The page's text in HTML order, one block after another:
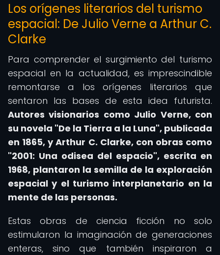
Los orígenes literarios del turismo
espacial: De Julio Verne a Arthur C.
Clarke
Para comprender el surgimiento del turismo
espacial en la actualidad, es imprescindible
remontarse a los orígenes literarios que
sentaron las bases de esta idea futurista.
Autores visionarios como Julio Verne, con
su novela "De la Tierra a la Luna", publicada
en 1865, y Arthur C. Clarke, con obras como
"2001: Una odisea del espacio", escrita en
1968, plantaron la semilla de la exploración
espacial y el turismo interplanetario en la
mente de las personas.
Estas obras de ciencia ficción no solo
estimularon la imaginación de generaciones
enteras, sino que también inspiraron a